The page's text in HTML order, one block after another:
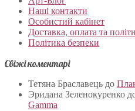
Наші контакти
Особистий кабінет
Доставка, оплата та
Політика безпеки
Свіжі коментарі
Тетяна Браславець до
Эридана Зеленокуренко
Gamma